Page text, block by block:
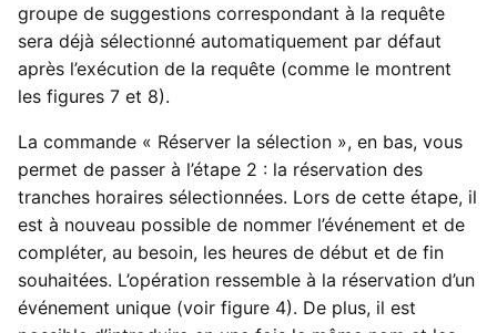
groupe de suggestions correspondant à la requête
sera déjà sélectionné automatiquement par défaut
après l’exécution de la requête (comme le montrent
les figures 7 et 8).
La commande « Réserver la sélection », en bas, vous
permet de passer à l’étape 2 : la réservation des
tranches horaires sélectionnées. Lors de cette étape, il
est à nouveau possible de nommer l’événement et de
compléter, au besoin, les heures de début et de fin
souhaitées. L’opération ressemble à la réservation d’un
événement unique (voir figure 4). De plus, il est